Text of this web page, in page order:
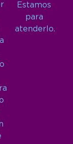
Estamos
para
atenderlo.